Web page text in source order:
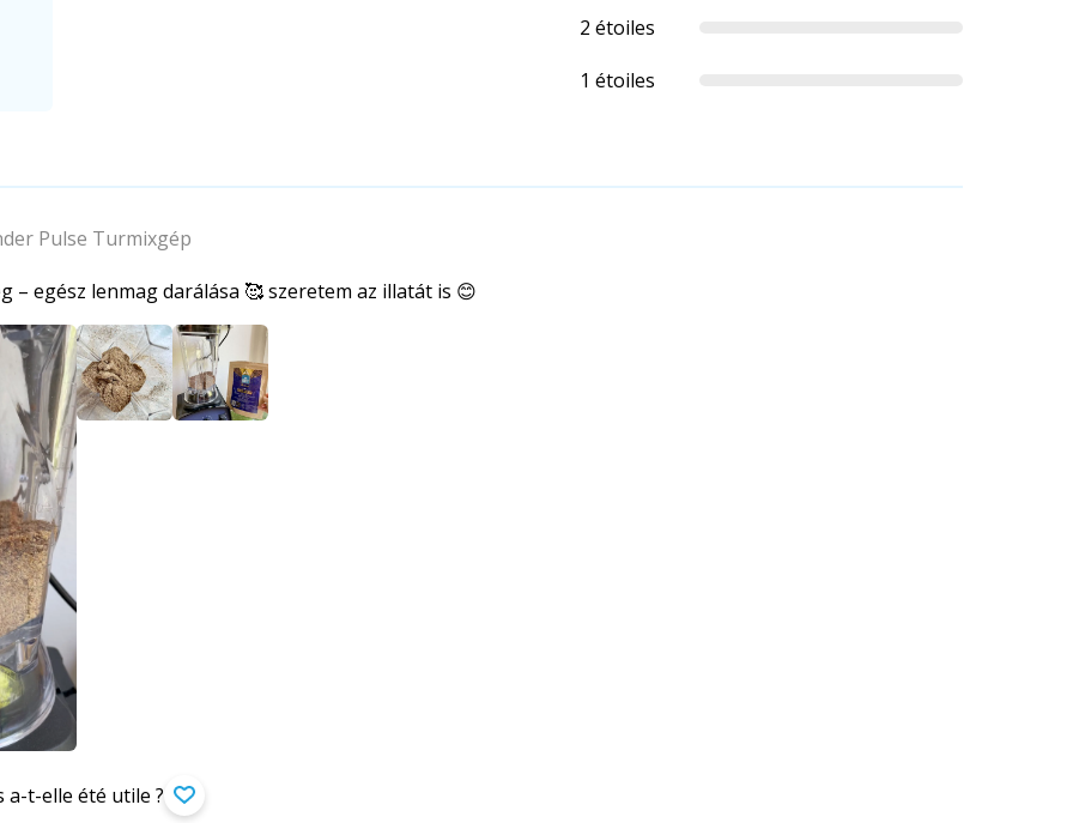
2 étoiles
1 étoiles
Pulse Turmixgép
– egész lenmag darálása 🥰 szeretem az illatát is 😊
a-t-elle été utile ?